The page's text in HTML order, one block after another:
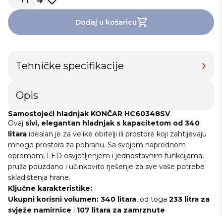
Dodaj u košaricu
Tehničke specifikacije
Opis
Samostojeći hladnjak KONČAR HC60348SV
Ovaj sivi, elegantan hladnjak s kapacitetom od 340
litara idealan je za velike obitelji ili prostore koji zahtijevaju
mnogo prostora za pohranu. Sa svojom naprednom
opremom, LED osvjetljenjem i jednostavnim funkcijama,
pruža pouzdano i učinkovito rješenje za sve vaše potrebe
skladištenja hrane.
Ključne karakteristike:
Ukupni korisni volumen: 340 litara, od toga 233 litra za
svježe namirnice i 107 litara za zamrznute